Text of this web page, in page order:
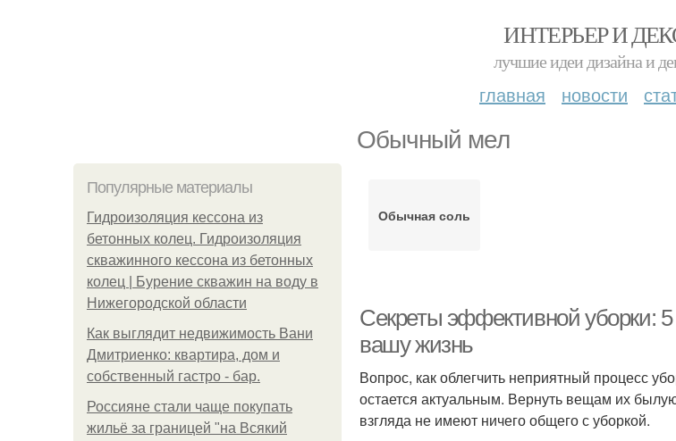
ИНТЕРЬЕР И
лучшие идеи дизайна и
главная новости
Обычный мел
Популярные материалы
Гидроизоляция кессона из
бетонных колец. Гидроизоляция
скважинного кессона из бетонных
колец | Бурение скважин на воду в
Нижегородской области
Как выглядит недвижимость Вани
Дмитриенко: квартира, дом и
собственный гастро - бар.
Россияне стали чаще покупать
жильё за границей "на Всякий
Обычная соль
Секреты эффективной уборки:
вашу жизнь
Вопрос, как облегчить неприятный процесс
остается актуальным. Вернуть вещам их
взгляда не имеют ничего общего с уборкой.